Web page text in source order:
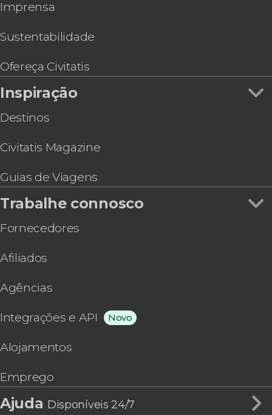
Imprensa
Sustentabilidade
Ofereça Civitatis
Inspiração
Destinos
Civitatis Magazine
Guias de Viagens
Trabalhe connosco
Fornecedores
Afiliados
Agências
Integrações e API Novo
Alojamentos
Emprego
Ajuda Disponíveis 24/7